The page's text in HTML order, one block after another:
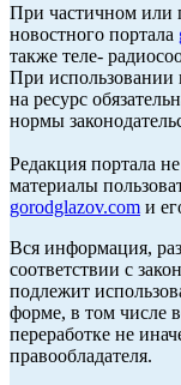
При частичном или
новостного портала
также теле-
При использовании
на ресурс
нормы
Редакция портала
материалы
gorodglazov.com и
Вся информация,
соответствии с
подлежит
форме, в том числе
переработке не
правообладателя.